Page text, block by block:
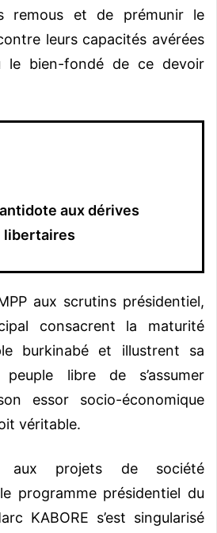
remous et de prémunir le
leurs capacités avérées
le bien-fondé de ce devoir
antidote aux dérives
libertaires
aux scrutins présidentiel,
consacrent la maturité
burkinabé et illustrent sa
libre de s’assumer
essor socio-économique
véritable.
projets de société
programme présidentiel du
KABORE s’est singularisé